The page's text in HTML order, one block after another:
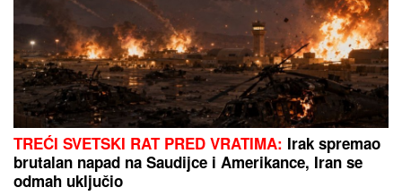
Sa samo 36 kila, Vera iz Starčeva sela je za
džinovski traktor kako bi spasla oca i dedovinu:
"Prozivali su me da sam SELJANČICA KOJA JAŠE